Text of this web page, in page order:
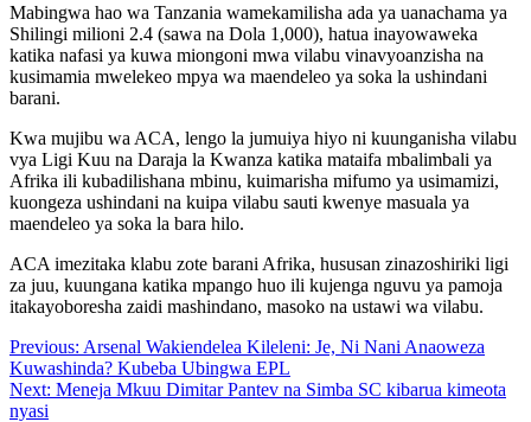
Mabingwa hao wa Tanzania wamekamilisha ada ya uanachama ya
Shilingi milioni 2.4 (sawa na Dola 1,000), hatua inayowaweka
katika nafasi ya kuwa miongoni mwa vilabu vinavyoanzisha na
kusimamia mwelekeo mpya wa maendeleo ya soka la ushindani
barani.
Kwa mujibu wa ACA, lengo la jumuiya hiyo ni kuunganisha vilabu
vya Ligi Kuu na Daraja la Kwanza katika mataifa mbalimbali ya
Afrika ili kubadilishana mbinu, kuimarisha mifumo ya usimamizi,
kuongeza ushindani na kuipa vilabu sauti kwenye masuala ya
maendeleo ya soka la bara hilo.
ACA imezitaka klabu zote barani Afrika, hususan zinazoshiriki ligi
za juu, kuungana katika mpango huo ili kujenga nguvu ya pamoja
itakayoboresha zaidi mashindano, masoko na ustawi wa vilabu.
Post
navigation
Previous: Arsenal Wakiendelea Kileleni: Je, Ni Nani Anaoweza
Kuwashinda? Kubeba Ubingwa EPL
Next: Meneja Mkuu Dimitar Pantev na Simba SC kibarua kimeota
nyasi